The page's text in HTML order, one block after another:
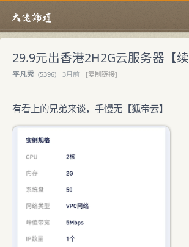
29.9元出香港2H2G云服务器【续
平凡秀 (5396) 3月前
[复制链接]
有看上的兄弟来谈，手慢无【狐帝云】